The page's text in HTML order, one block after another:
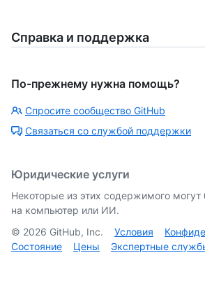
Справка и поддержка
По-прежнему нужна помощь?
Спросите сообщество GitHub
Связаться со службой поддержки
Юридические услуги
Некоторые из этих содержимого
на компьютер или ИИ.
© 2026 GitHub, Inc. Условия
Состояние
Цены Экспертные